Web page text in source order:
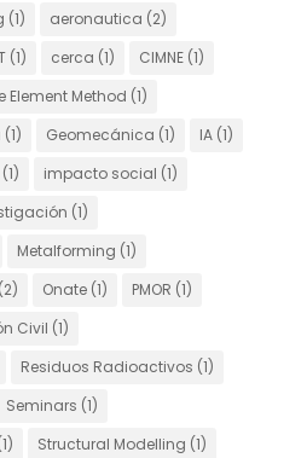
(1) aeronautica (2)
(1) cerca (1) CIMNE(1)
Element Method (1)
(1) Geomecánica (1) IA(1)
(1) impacto social (1)
(1)
Metalforming (1)
Onate(1) PMOR (1)
Civil (1)
Residuos Radioactivos (1)
Seminars (1)
Structural Modelling (1)